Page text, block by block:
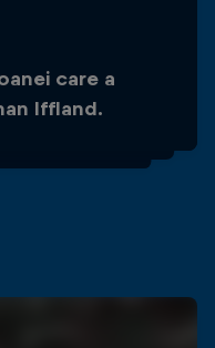
care a
Iffland.
treilea an
este